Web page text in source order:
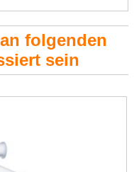
folgenden
sein